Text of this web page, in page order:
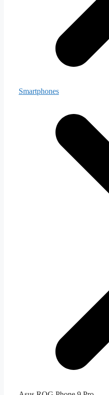
Smartphones